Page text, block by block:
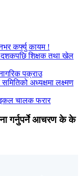
कर्फ्यु कायम !
दशकपछि शिक्षक तथा खेल
पक्राउ
अध्यक्षमा लक्ष्मण
चालक फरार
गर्नुपर्ने आचरण के के